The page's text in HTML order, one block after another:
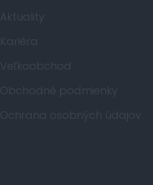
Aktuality
Kariéra
Veľkoobchod
Obchodné podmienky
Ochrana osobných údajov